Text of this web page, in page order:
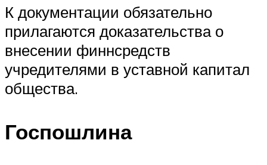
К документации обязательно
прилагаются доказательства о
внесении финнсредств
учредителями в уставной капитал
общества.
Госпошлина